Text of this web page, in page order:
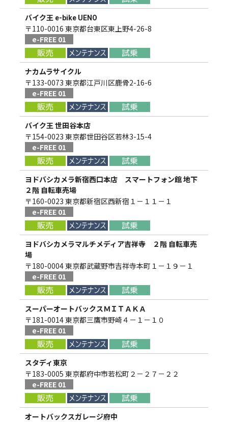
バイク王 e-bike UENO
〒110-0016 東京都台東区東上野4-26-8
e-FREE 01
ナカムラサイクル
〒133-0073 東京都江戸川区鹿骨2-16-6
e-FREE 01
バイク王 世田谷本店
〒154-0023 東京都世田谷区若林3-15-4
e-FREE 01
ヨドバシカメラ新宿西口本店 スマートフォン館 地下
２階 自転車売場
〒160-0023 東京都新宿区西新宿１－１１－１
e-FREE 01
ヨドバシカメラマルチメディア吉祥寺 ２階 自転車売
場
〒180-0004 東京都武蔵野市吉祥寺本町１－１９－１
e-FREE 01
スーパーオートバックスＭＩＴＡＫＡ
〒181-0014 東京都三鷹市野崎４－１－１０
e-FREE 01
スタディ東京
〒183-0005 東京都府中市若松町２－２７－２２
e-FREE 01
オートバックスガレージ府中